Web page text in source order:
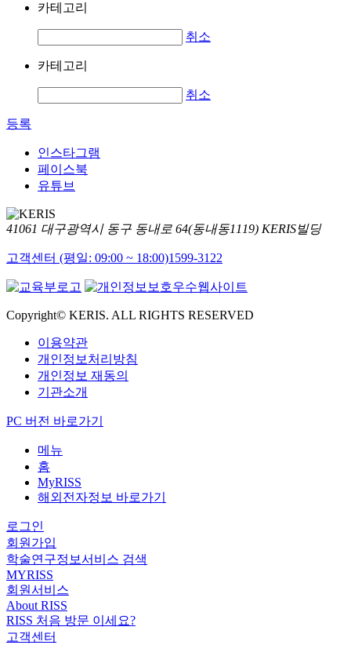
카테고리
취소
카테고리
취소
등록
인스타그램
페이스북
유튜브
41061 대구광역시 동구 동내로 64(동내동1119) KERIS빌딩
고객센터 (평일: 09:00 ~ 18:00)1599-3122
Copyright© KERIS. ALL RIGHTS RESERVED
이용약관
개인정보처리방침
개인정보 재동의
기관소개
PC 버전 바로가기
메뉴
홈
MyRISS
해외전자정보 바로가기
로그인
회원가입
학술연구정보서비스 검색
MYRISS
회원서비스
About RISS
RISS 처음 방문 이세요?
고객센터